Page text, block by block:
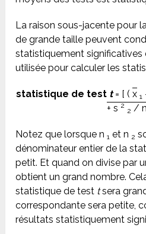
La raison sous-jacente pour
de grande taille peuvent
statistiquement significatives
utilisée pour calculer les
statistique de test t= [ (x 1
+ s 2
2 / n
Notez que lorsque n1 et n 2
dénominateur entier de la
petit. Et quand on divise par
obtient un grand nombre.
statistique de test tsera
correspondante sera petite,
résultats statistiquement